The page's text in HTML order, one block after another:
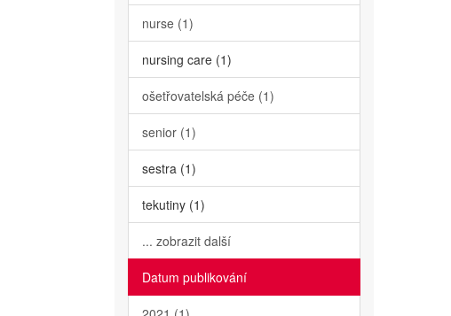
nurse (1)
nursing care (1)
ošetřovatelská péče (1)
senior (1)
sestra (1)
tekutiny (1)
... zobrazit další
Datum publikování